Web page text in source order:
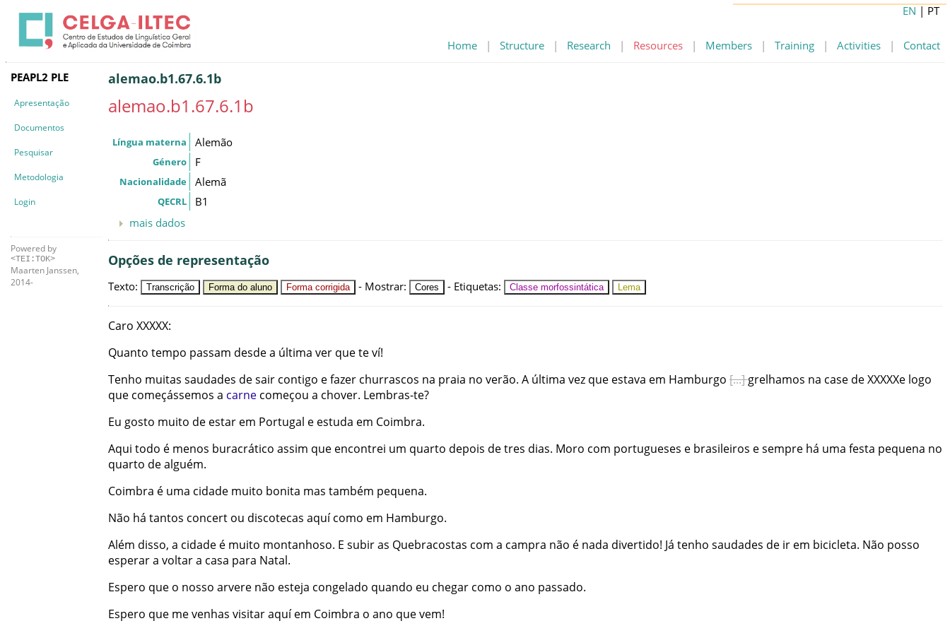
Home | Structure | Research | Resources | Members | Training | Activities | Contact
EN | PT
PEAPL2 PLE
Apresentação
Documentos
Pesquisar
Metodologia
Login
Powered by
<TEI:TOK>
Maarten Janssen,
2014-
alemao.b1.67.6.1b
alemao.b1.67.6.1b
Língua materna Alemão
Género F
Nacionalidade Alemã
QECRL
B1
mais dados
Opções de representação
Texto: Transcrição Forma do aluno Forma corrigida - Mostrar: Cores - Etiquetas: Classe morfossintática Lema
Caro XXXXX:
Quanto tempo passam desdea última ver queteví!
Tenho muitas saudades desair contigo efazer churrascos na praia no verão. A última vez que estava em Hamburgo grelhamos na case deXXXXXe logo
que começássemos a carne começou a chover. Lembras-te?
Eu gosto muito de estar em Portugal e estuda em Coimbra.
Aqui todo é menos buracrático assim que encontrei um quarto depois detres dias. Moro com portugueses e brasileiros esempre há uma festa pequena no
quarto dealguém.
Coimbra é uma cidade muito bonita mas também pequena.
Não há tantos concert ou discotecas aquí como em Hamburgo.
Além disso, a cidade é muito montanhoso. E subiras Quebracostas com a campra não é nada divertido! Já tenho saudades de ir em bicicleta. Não posso
esperara voltara casa para Natal.
Espero que o nosso arvere não esteja congelado quando eu chegar como o ano passado.
Espero que mevenhas visitaraquí em Coimbra o ano quevem!